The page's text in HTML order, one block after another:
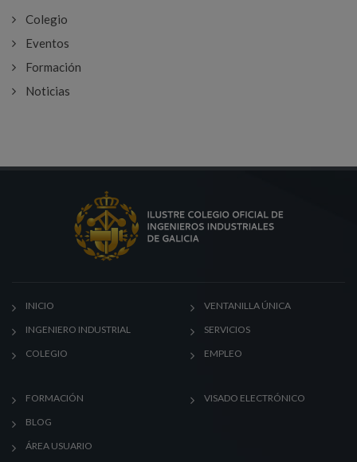
Colegio
Eventos
Formación
Noticias
INICIO
INGENIERO INDUSTRIAL
COLEGIO
VENTANILLA ÚNICA
SERVICIOS
EMPLEO
FORMACIÓN
BLOG
ÁREA USUARIO
VISADO ELECTRÓNICO